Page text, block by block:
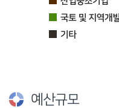
예산규모